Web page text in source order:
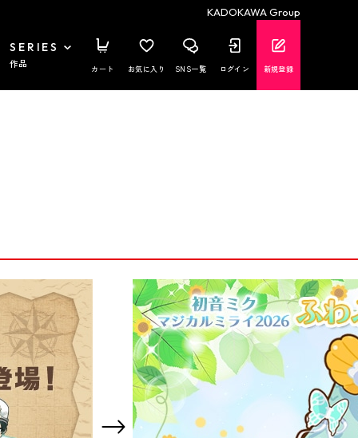
KADOKAWA Group
SERIES
作品 カート お気に入り SNS一覧 ログイン 新規登録